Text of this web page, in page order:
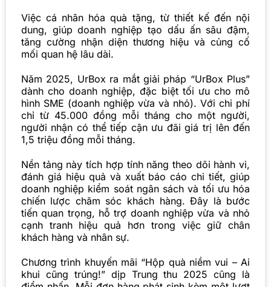
Việc cá nhân hóa quà tặng, từ thiết kế đến nội
dung, giúp doanh nghiệp tạo dấu ấn sâu đậm,
tăng cường nhận diện thương hiệu và củng cố
mối quan hệ lâu dài.
Năm 2025, UrBox ra mắt giải pháp “UrBox Plus”
dành cho doanh nghiệp, đặc biệt tối ưu cho mô
hình SME (doanh nghiệp vừa và nhỏ). Với chi phí
chỉ từ 45.000 đồng mỗi tháng cho một người,
người nhận có thể tiếp cận ưu đãi giá trị lên đến
1,5 triệu đồng mỗi tháng.
Nền tảng này tích hợp tính năng theo dõi hành vi,
đánh giá hiệu quả và xuất báo cáo chi tiết, giúp
doanh nghiệp kiểm soát ngân sách và tối ưu hóa
chiến lược chăm sóc khách hàng. Đây là bước
tiến quan trọng, hỗ trợ doanh nghiệp vừa và nhỏ
cạnh tranh hiệu quả hơn trong việc giữ chân
khách hàng và nhân sự.
Chương trình khuyến mãi “Hộp quà niềm vui – Ai
khui cũng trúng!” dịp Trung thu 2025 cũng là